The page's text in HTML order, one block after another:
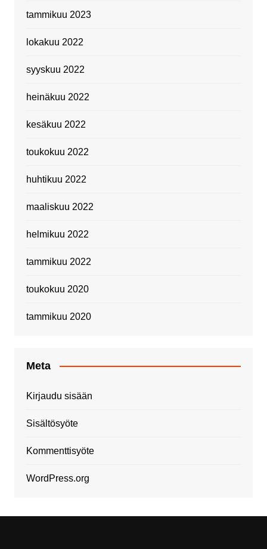
tammikuu 2023
lokakuu 2022
syyskuu 2022
heinäkuu 2022
kesäkuu 2022
toukokuu 2022
huhtikuu 2022
maaliskuu 2022
helmikuu 2022
tammikuu 2022
toukokuu 2020
tammikuu 2020
Meta
Kirjaudu sisään
Sisältösyöte
Kommenttisyöte
WordPress.org